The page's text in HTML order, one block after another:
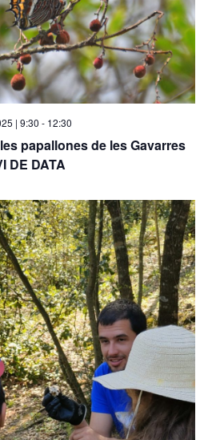
papallones de les Gavarres
DE DATA
| 9:30 - 12:30